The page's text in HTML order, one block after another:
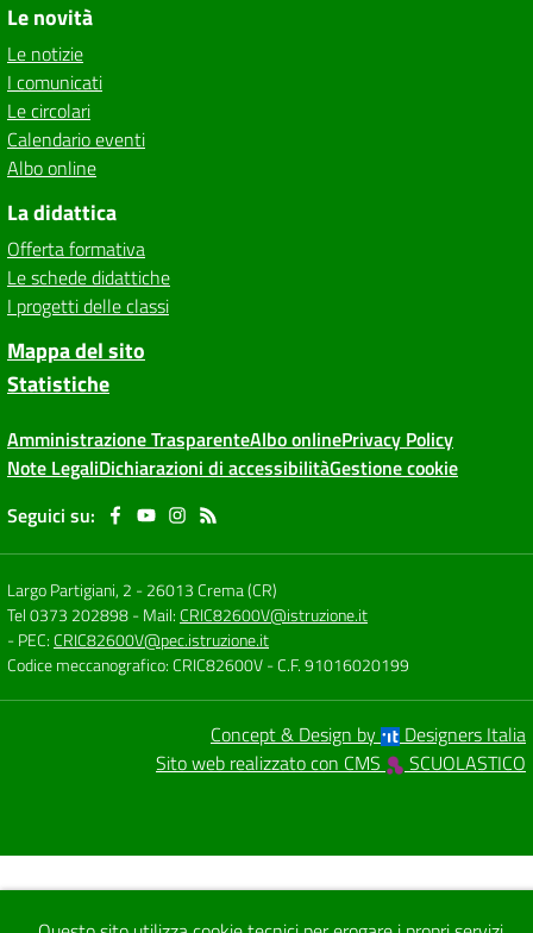
Le novità
Le notizie
I comunicati
Le circolari
Calendario eventi
Albo online
La didattica
Offerta formativa
Le schede didattiche
I progetti delle classi
Mappa del sito
Statistiche
Amministrazione TrasparenteAlbo onlinePrivacy Policy
Note LegaliDichiarazioni di accessibilitàGestione cookie
Seguici su:
Largo Partigiani, 2 -26013 Crema (CR)
Tel 0373 202898- Mail:CRIC82600V@istruzione.it
- PEC:CRIC82600V@pec.istruzione.it
Codice meccanografico: CRIC82600V- C.F. 91016020199
Concept & Design by
Designers Italia
Sito web realizzato con CMS
SCUOLASTICO